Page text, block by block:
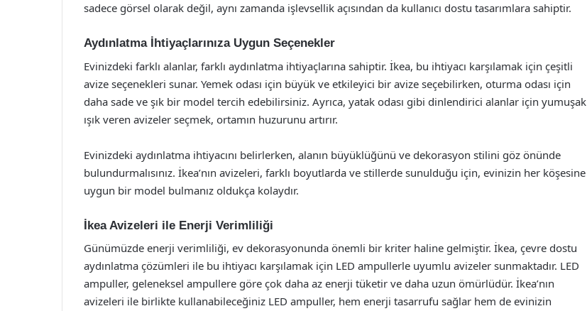
sadece görsel olarak değil, aynı zamanda işlevsellik açısından da kullanıcı dostu tasarımlara sahiptir.
Aydınlatma İhtiyaçlarınıza Uygun Seçenekler
Evinizdeki farklı alanlar, farklı aydınlatma ihtiyaçlarına sahiptir. İkea, bu ihtiyacı karşılamak için çeşitli
avize seçenekleri sunar. Yemek odası için büyük ve etkileyici bir avize seçebilirken, oturma odası için
daha sade ve şık bir model tercih edebilirsiniz. Ayrıca, yatak odası gibi dinlendirici alanlar için yumuşak
ışık veren avizeler seçmek, ortamın huzurunu artırır.
Evinizdeki aydınlatma ihtiyacını belirlerken, alanın büyüklüğünü ve dekorasyon stilini göz önünde
bulundurmalısınız. İkea’nın avizeleri, farklı boyutlarda ve stillerde sunulduğu için, evinizin her köşesine
uygun bir model bulmanız oldukça kolaydır.
İkea Avizeleri ile Enerji Verimliliği
Günümüzde enerji verimliliği, ev dekorasyonunda önemli bir kriter haline gelmiştir. İkea, çevre dostu
aydınlatma çözümleri ile bu ihtiyacı karşılamak için LED ampullerle uyumlu avizeler sunmaktadır. LED
ampuller, geleneksel ampullere göre çok daha az enerji tüketir ve daha uzun ömürlüdür. İkea’nın
avizeleri ile birlikte kullanabileceğiniz LED ampuller, hem enerji tasarrufu sağlar hem de evinizin